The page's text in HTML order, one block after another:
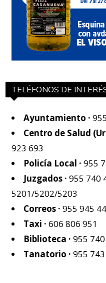
TELÉFONOS DE
Ayuntamiento ·
Centro de Salud
923 693
Policía Local · 955
Juzgados · 955 740
5201/5202/5203
Correos · 955 945
Taxi · 606 806 951
Biblioteca · 955
Tanatorio · 955